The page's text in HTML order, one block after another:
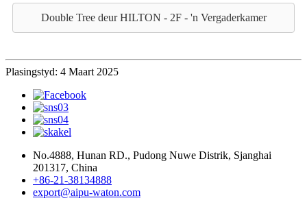
Double Tree deur HILTON - 2F - 'n Vergaderkamer
Plasingstyd: 4 Maart 2025
No.4888, Hunan RD., Pudong Nuwe Distrik, Sjanghai
201317, China
+86-21-38134888
export@aipu-waton.com